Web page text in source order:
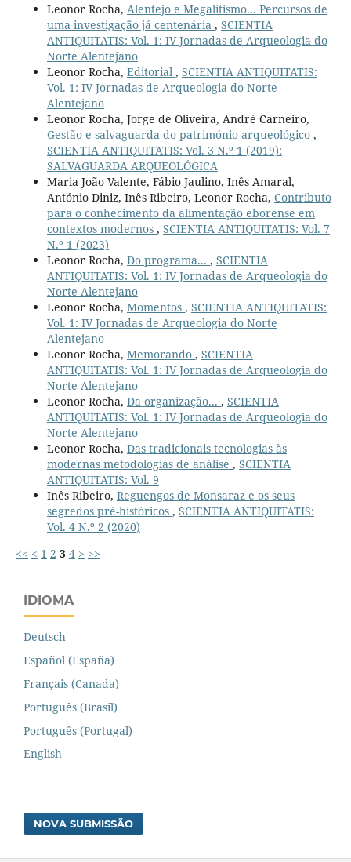
Leonor Rocha, Alentejo e Megalitismo... Percursos de
uma investigação já centenária , SCIENTIA
ANTIQUITATIS: Vol. 1: IV Jornadas de Arqueologia do
Norte Alentejano
Leonor Rocha, Editorial , SCIENTIA ANTIQUITATIS:
Vol. 1: IV Jornadas de Arqueologia do Norte
Alentejano
Leonor Rocha, Jorge de Oliveira, André Carneiro,
Gestão e salvaguarda do património arqueológico ,
SCIENTIA ANTIQUITATIS: Vol. 3 N.º 1 (2019):
SALVAGUARDA ARQUEOLÓGICA
Maria João Valente, Fábio Jaulino, Inês Amaral,
António Diniz, Inês Ribeiro, Leonor Rocha, Contributo
para o conhecimento da alimentação eborense em
contextos modernos , SCIENTIA ANTIQUITATIS: Vol. 7
N.º 1 (2023)
Leonor Rocha, Do programa... , SCIENTIA
ANTIQUITATIS: Vol. 1: IV Jornadas de Arqueologia do
Norte Alentejano
Leonor Rocha, Momentos , SCIENTIA ANTIQUITATIS:
Vol. 1: IV Jornadas de Arqueologia do Norte
Alentejano
Leonor Rocha, Memorando , SCIENTIA
ANTIQUITATIS: Vol. 1: IV Jornadas de Arqueologia do
Norte Alentejano
Leonor Rocha, Da organização... , SCIENTIA
ANTIQUITATIS: Vol. 1: IV Jornadas de Arqueologia do
Norte Alentejano
Leonor Rocha, Das tradicionais tecnologias às
modernas metodologias de análise , SCIENTIA
ANTIQUITATIS: Vol. 9
Inês Ribeiro, Reguengos de Monsaraz e os seus
segredos pré-históricos , SCIENTIA ANTIQUITATIS:
Vol. 4 N.º 2 (2020)
<< < 1 2 3 4 > >>
IDIOMA
Deutsch
Español (España)
Français (Canada)
Português (Brasil)
Português (Portugal)
English
NOVA SUBMISSÃO